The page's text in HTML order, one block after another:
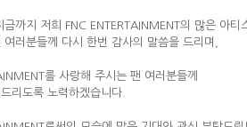
까지 저희 FNC ENTERTAINMENT의 많은 아티
러분들께 다시 한번 감사의 말씀을 드리며,
를 사랑해 주시는 팬 여러분들께
리도록 노력하겠습니다.